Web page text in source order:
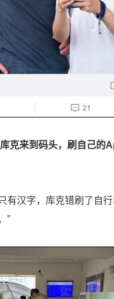
库克来到码头，刷自己的
汉字，库克错刷了自
”